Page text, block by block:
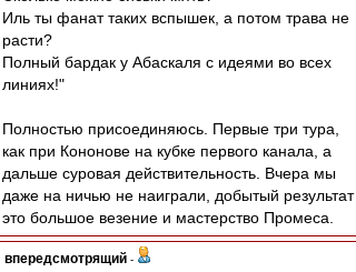
Иль ты фанат таких вспышек, а потом трава не
расти?
Полный бардак у Абаскаля с идеями во всех
линиях!"
Полностью присоединяюсь. Первые три тура,
как при Кононове на кубке первого канала, а
дальше суровая действительность. Вчера мы
даже на ничью не наиграли, добытый результат
это большое везение и мастерство Промеса.
впередсмотрящий -